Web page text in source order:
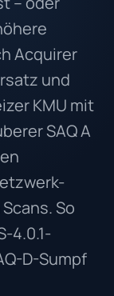
Acquirer
und
KMU mit
SAQ A
So
4.0.1-
D-Sumpf